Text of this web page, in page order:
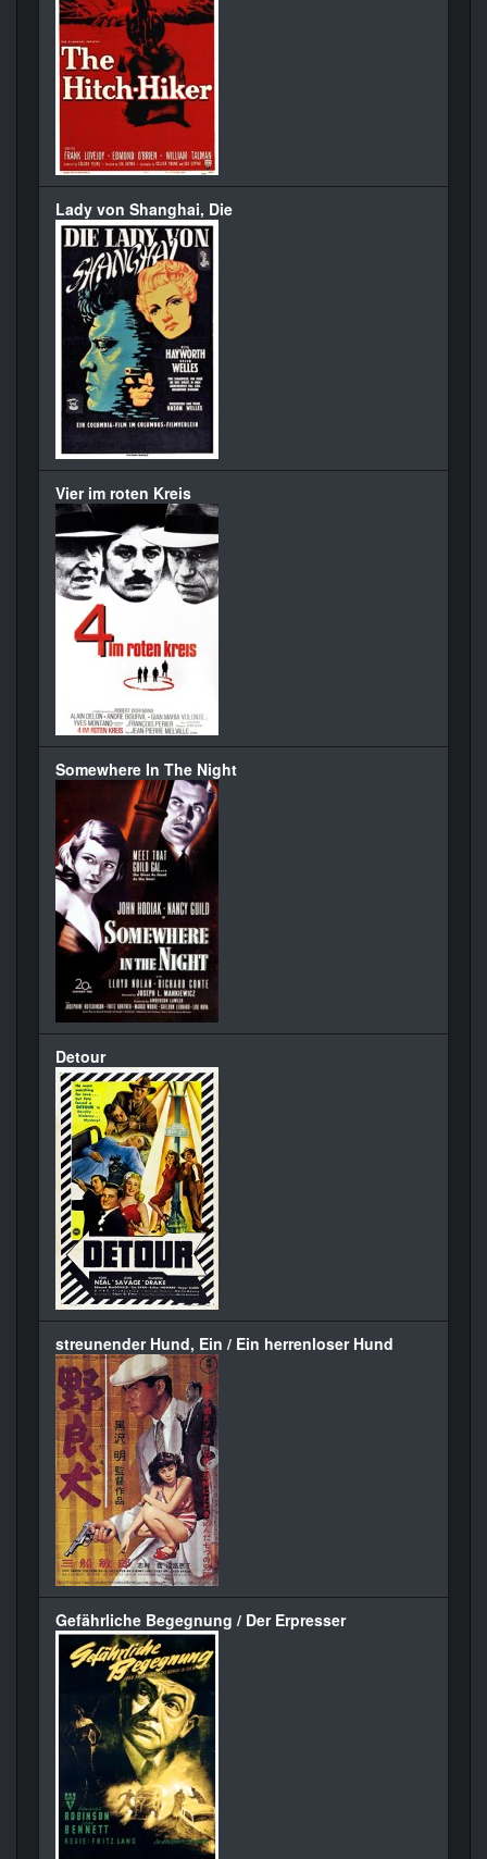
Lady von Shanghai, Die
Vier im roten Kreis
Somewhere In The Night
Detour
streunender Hund, Ein / Ein herrenloser Hund
Gefährliche Begegnung / Der Erpresser